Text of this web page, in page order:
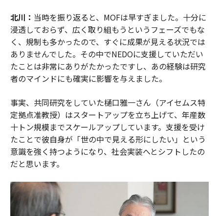
北川： 当時を振り返ると、MOFは早すぎました。十分に
浸透しておらず、広く取り組もうというフェーズでもな
く、規制も多かったので、すぐに成果が見える状況では
ありませんでした。その中でNEDOに支援していただい
たことは非常にありがたかったですし、あの経験は研究
者のマインドにも確実に影響を与えました。
事実、共同研究をしていた樋口雅一さん（アイセムス特
定拠点准教授）はスタートアップを立ち上げて、年産数
十トン規模までスケールアップしています。支援を受け
たことで彼自身が「世の中で見える形にしたい」という
意識を強く持つようになり、社会実装へとシフトしたの
だと思います。